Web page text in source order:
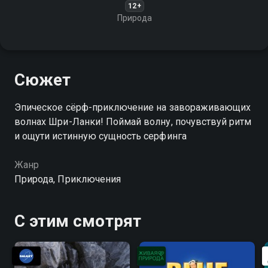
12+
Природа
Сюжет
Эпическое сёрф-приключение на завораживающих
волнах Шри-Ланки! Поймай волну, почувствуй ритм
и ощути истинную сущность серфинга
Жанр
Природа, Приключения
С этим смотрят